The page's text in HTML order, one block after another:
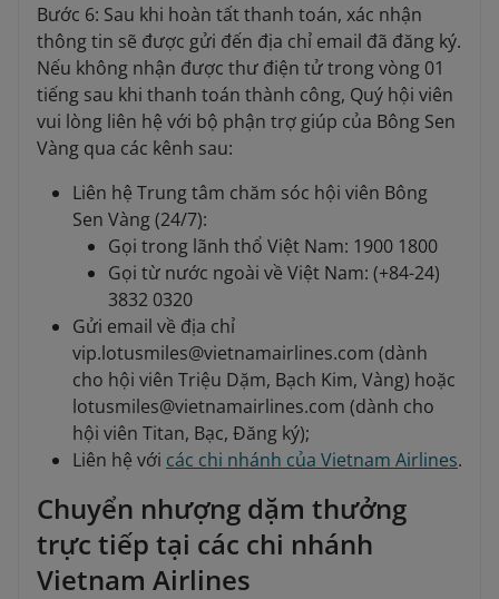
Bước 6: Sau khi hoàn tất thanh toán, xác nhận
thông tin sẽ được gửi đến địa chỉ email đã đăng ký.
Nếu không nhận được thư điện tử trong vòng 01
tiếng sau khi thanh toán thành công, Quý hội viên
vui lòng liên hệ với bộ phận trợ giúp của Bông Sen
Vàng qua các kênh sau:
Liên hệ Trung tâm chăm sóc hội viên Bông
Sen Vàng (24/7):
Gọi trong lãnh thổ Việt Nam: 1900 1800
Gọi từ nước ngoài về Việt Nam: (+84-24)
3832 0320
Gửi email về địa chỉ
vip.lotusmiles@vietnamairlines.com (dành
cho hội viên Triệu Dặm, Bạch Kim, Vàng) hoặc
lotusmiles@vietnamairlines.com (dành cho
hội viên Titan, Bạc, Đăng ký);
Liên hệ với các chi nhánh của Vietnam Airlines.
Chuyển nhượng dặm thưởng
trực tiếp tại các chi nhánh
Vietnam Airlines